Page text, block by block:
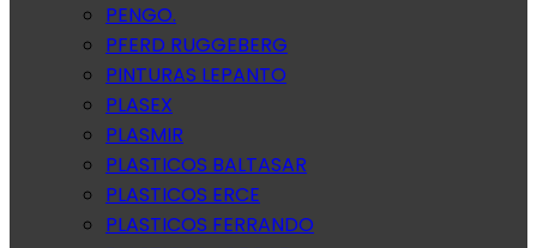
PENGO.
PFERD RUGGEBERG
PINTURAS LEPANTO
PLASEX
PLASMIR
PLASTICOS BALTASAR
PLASTICOS ERCE
PLASTICOS FERRANDO